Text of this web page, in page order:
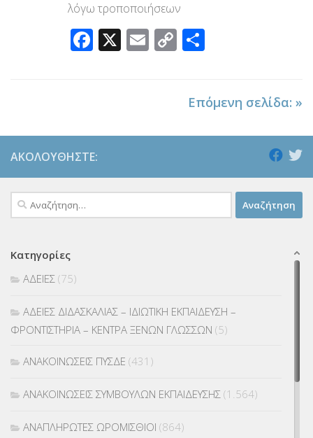
λόγω τροποποιήσεων
Facebook
X Email
Copy
Επόμενη σελίδα: »
ΑΚΟΛΟΥΘΉΣΤΕ:
Αναζήτηση
για:
Κατηγορίες
ΑΔΕΙΕΣ (75)
ΑΔΕΙΕΣ ΔΙΔΑΣΚΑΛΙΑΣ – ΙΔΙΩΤΙΚΗ ΕΚΠΑΙΔΕΥΣΗ –
ΦΡΟΝΤΙΣΤΗΡΙΑ – ΚΕΝΤΡΑ ΞΕΝΩΝ ΓΛΩΣΣΩΝ (5)
ΑΝΑΚΟΙΝΩΣΕΙΣ ΠΥΣΔΕ (431)
ΑΝΑΚΟΙΝΩΣΕΙΣ ΣΥΜΒΟΥΛΩΝ ΕΚΠΑΙΔΕΥΣΗΣ (1.564)
ΑΝΑΠΛΗΡΩΤΕΣ ΩΡΟΜΙΣΘΙΟΙ (864)